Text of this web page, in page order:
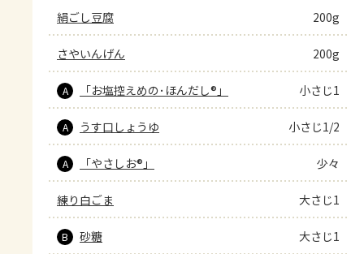
絹ごし豆腐 200g
さやいんげん 200g
A 「お塩控えめの･ほんだし®」 小さじ1
A うす口しょうゆ 小さじ1/2
A 「やさしお®」 少々
練り白ごま 大さじ1
B 砂糖 大さじ1